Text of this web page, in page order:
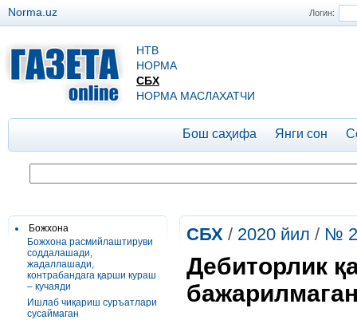
Логин:
Norma.uz
НТВ
НОРМА
СБХ
НОРМА МАСЛАХАТЧИ
Бош саҳифа Янги сон
Божхона
Божхона расмийлаштируви
соддалашади,
жадаллашади,
контрабандага қарши кураш
– кучаяди
Ишлаб чиқариш суръатлари
сусаймаган
СБХ / 2020 йил / №
Дебиторлик